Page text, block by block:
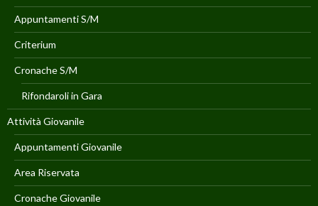
Appuntamenti S/M
Criterium
Cronache S/M
Rifondaroli in Gara
Attività Giovanile
Appuntamenti Giovanile
Area Riservata
Cronache Giovanile